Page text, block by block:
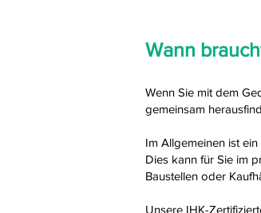
Wann
Wenn Sie mit dem
gemeinsam
Im Allgemeinen ist ein
Dies kann für Sie im
Baustellen oder
Unsere IHK-